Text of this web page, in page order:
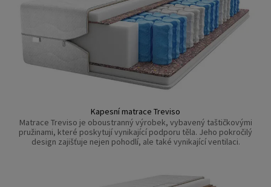
Kapesní matrace Treviso
Matrace Treviso je oboustranný výrobek, vybavený taštičkovými
pružinami, které poskytují vynikající podporu těla. Jeho pokročilý
design zajišťuje nejen pohodlí, ale také vynikající ventilaci.